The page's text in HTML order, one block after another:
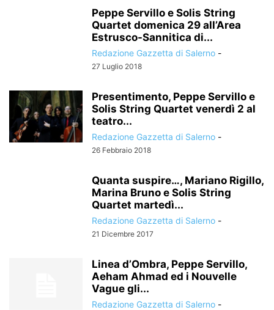
Peppe Servillo e Solis String
Quartet domenica 29 all’Area
Estrusco-Sannitica di...
Redazione Gazzetta di Salerno -
27 Luglio 2018
Presentimento, Peppe Servillo e
Solis String Quartet venerdì 2 al
teatro...
Redazione Gazzetta di Salerno -
26 Febbraio 2018
Quanta suspire…, Mariano Rigillo,
Marina Bruno e Solis String
Quartet martedì...
Redazione Gazzetta di Salerno -
21 Dicembre 2017
Linea d’Ombra, Peppe Servillo,
Aeham Ahmad ed i Nouvelle
Vague gli...
Redazione Gazzetta di Salerno -